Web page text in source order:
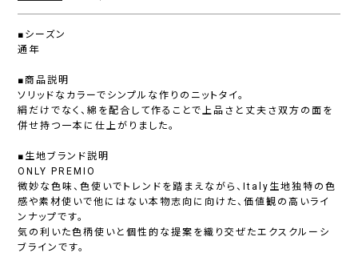
■シーズン
通年
■商品説明
ソリッドなカラーでシンプルな作りのニットタイ。
絹だけでなく、綿を配合して作ることで上品さと丈夫さ双方の面を
併せ持つ一本に仕上がりました。
■生地ブランド説明
ONLY PREMIO
微妙な色味、色使いでトレンドを踏まえながら、Italy生地独特の色
感や素材使いで他にはない本物志向に向けた、価値観の高いライ
ンナップです。
気の利いた色柄使いと個性的な提案を織り交ぜたエクスクルーシ
ブラインです。